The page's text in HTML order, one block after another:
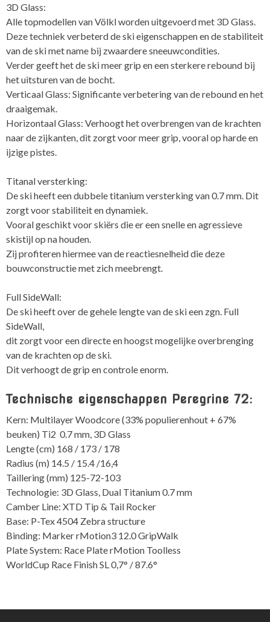
3D Glass:
Alle topmodellen van Völkl worden uitgevoerd met 3D Glass.
Deze techniek verbeterd de ski eigenschappen en de stabiliteit
van de ski met name bij zwaardere sneeuwcondities.
Verder geeft het de ski meer grip en een sterkere rebound bij
het uitsturen van de bocht.
Verticaal Glass: Significante verbetering van de rebound en het
draaigemak.
Horizontaal Glass: Verhoogt het overbrengen van de krachten
naar de zijkanten, dit zorgt voor meer grip, vooral op harde en
ijzige pistes.
Titanal versterking:
De ski heeft een dubbele titanium versterking van 0.7 mm. Dit
zorgt voor stabiliteit en dynamiek.
Vooral geschikt voor skiërs die er een snelle en agressieve
skistijl op na houden.
Zij profiteren hiermee van de reactiesnelheid die deze
bouwconstructie met zich meebrengt.
Full SideWall:
De ski heeft over de gehele lengte van de ski een zgn. Full
SideWall,
dit zorgt voor een directe en hoogst mogelijke overbrenging
van de krachten op de ski.
Dit verhoogt de grip en controle enorm.
Technische eigenschappen Peregrine 72:
Kern: Multilayer Woodcore (33% populierenhout + 67%
beuken) Ti2 0.7 mm, 3D Glass
Lengte (cm) 168 / 173 / 178
Radius (m) 14.5 / 15.4 /16,4
Taillering (mm) 125-72-103
Technologie: 3D Glass, Dual Titanium 0.7 mm
Camber Line: XTD Tip & Tail Rocker
Base: P-Tex 4504 Zebra structure
Binding: Marker rMotion3 12.0 GripWalk
Plate System: Race Plate rMotion Toolless
WorldCup Race Finish SL 0,7° / 87.6°